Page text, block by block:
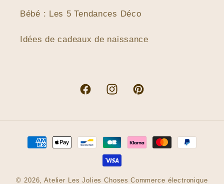
Bébé : Les 5 Tendances Déco
Idées de cadeaux de naissance
FacebookInstagramPinterest
Moyens
© 2026,Atelier Les Jolies Choses Commerce électronique